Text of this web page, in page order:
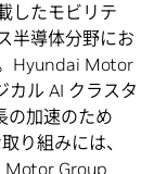
したモビリテ
半導体分野にお
Hyundai Motor
カル AI クラスタ
の加速のため
り組みには、
Motor Group